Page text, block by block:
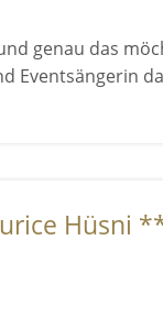
genau das
Eventsängerin
Hüsni